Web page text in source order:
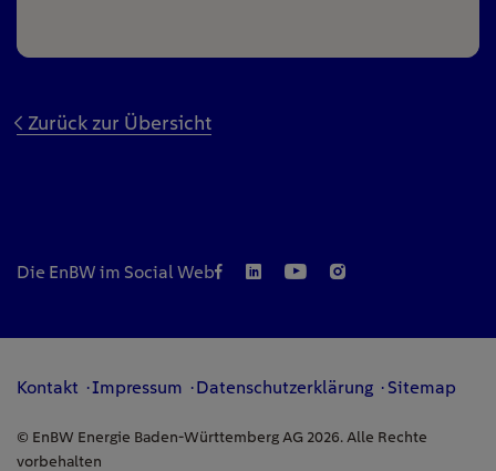
Zurück zur Übersicht
Die EnBW im Social Web
Kontakt Impressum Datenschutzerklärung Sitemap
© EnBW Energie Baden-Württemberg AG 2026. Alle Rechte
vorbehalten